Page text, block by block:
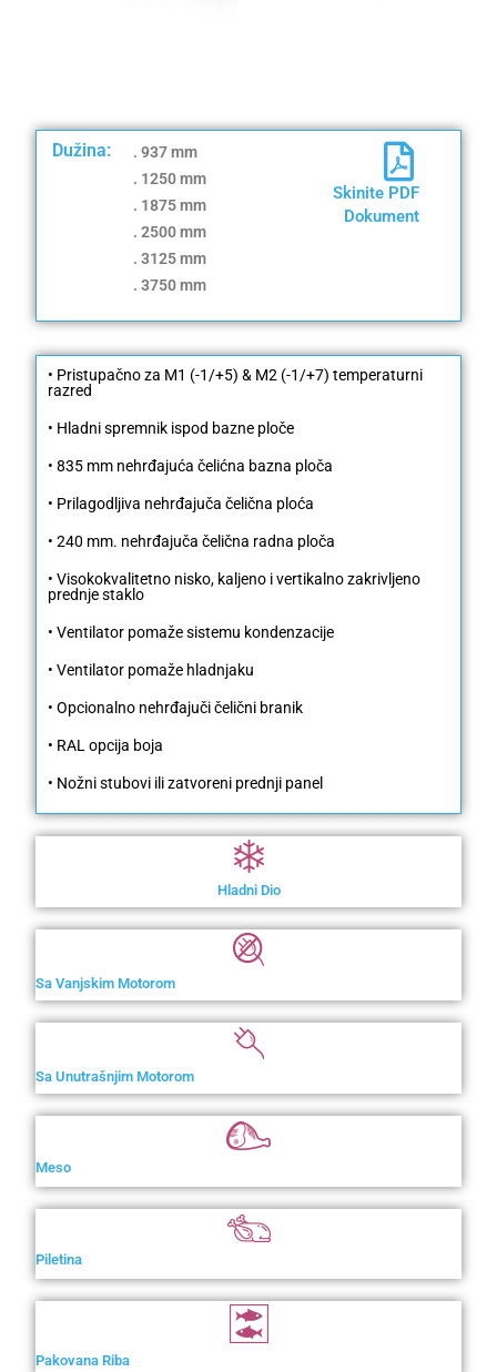
Dužina:
. 937 mm
. 1250 mm
. 1875 mm
. ​​2500 mm
. ​​3125 mm
. 3750 mm
Skinite PDF
Dokument
• Pristupačno za M1 (-1/+5) & M2 (-1/+7) temperaturni
razred
• Hladni spremnik ispod bazne ploče
• 835 mm nehrđajuća čelićna bazna ploča
• Prilagodljiva nehrđajuča čelična ploća
• 240 mm. nehrđajuča čelična radna ploča
• Visokokvalitetno nisko, kaljeno i vertikalno zakrivljeno
prednje staklo
• Ventilator pomaže sistemu kondenzacije
• Ventilator pomaže hladnjaku
• Opcionalno nehrđajuči čelični branik
• RAL opcija boja
• Nožni stubovi ili zatvoreni prednji panel
Hladni Dio
Sa Vanjskim Motorom
Sa Unutrašnjim Motorom
Meso
Piletina
Pakovana Riba